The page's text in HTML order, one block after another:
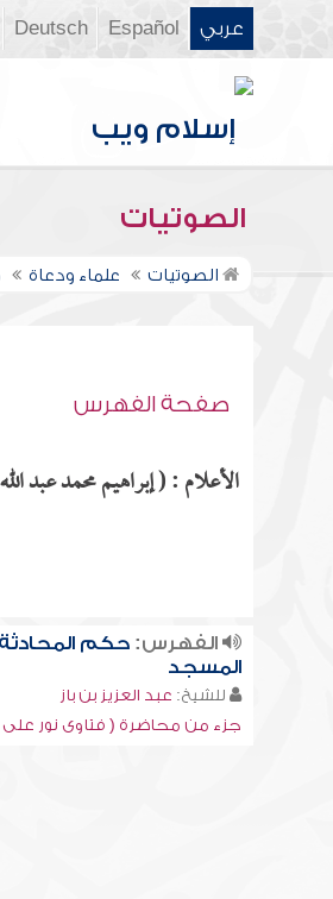
عربي Español
Deutsch
الصوتيات
الصوتيات علماء ودعاة
صفحة الفهرس
الأعلام : ( إبراهيم محمد عبد
الفهرس:حكم المحادثة
المسجد
للشيخ: عبد العزيز بن باز
جزء من محاضرة ( فتاوى نور على